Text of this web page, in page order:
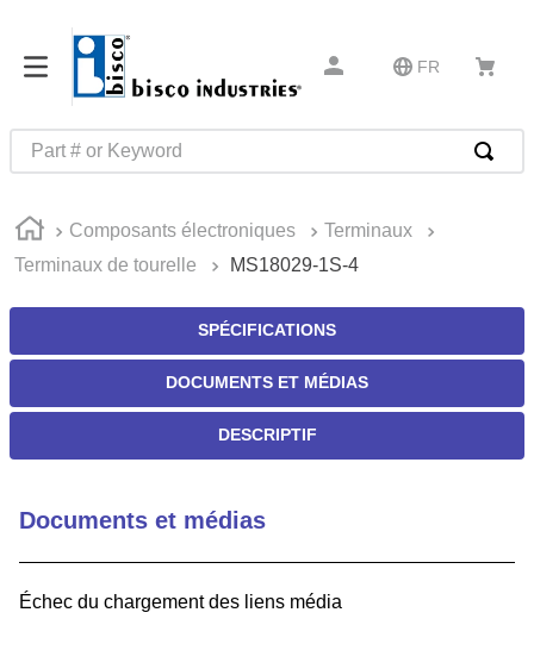
FR
Part # or Keyword
Composants électroniques
Terminaux
Terminaux de tourelle
MS18029-1S-4
SPÉCIFICATIONS
DOCUMENTS ET MÉDIAS
DESCRIPTIF
Documents et médias
Échec du chargement des liens média
1.
m22759
2.
m1
4.
m21143
6
9.
m83519
10. standoff